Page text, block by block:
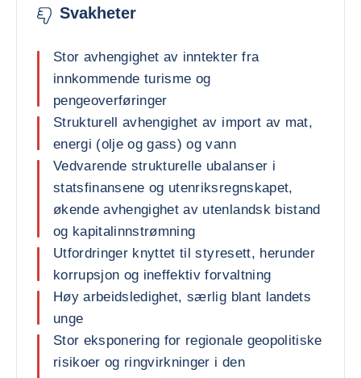
Svakheter
Stor avhengighet av inntekter fra
innkommende turisme og
pengeoverføringer
Strukturell avhengighet av import av mat,
energi (olje og gass) og vann
Vedvarende strukturelle ubalanser i
statsfinansene og utenriksregnskapet,
økende avhengighet av utenlandsk bistand
og kapitalinnstrømning
Utfordringer knyttet til styresett, herunder
korrupsjon og ineffektiv forvaltning
Høy arbeidsledighet, særlig blant landets
unge
Stor eksponering for regionale geopolitiske
risikoer og ringvirkninger i den